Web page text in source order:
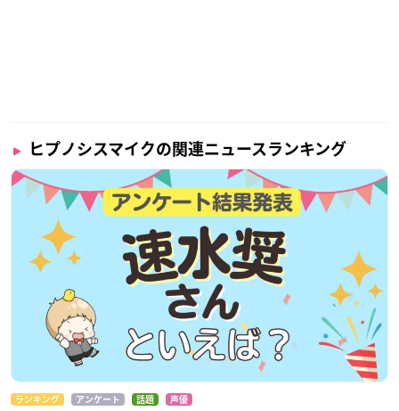
ヒプノシスマイクの関連ニュースランキング
ランキング アンケート 話題 声優